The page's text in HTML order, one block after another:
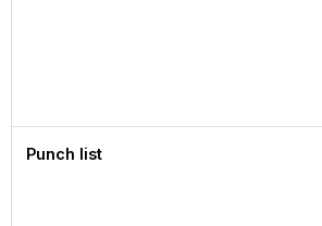
Punch list